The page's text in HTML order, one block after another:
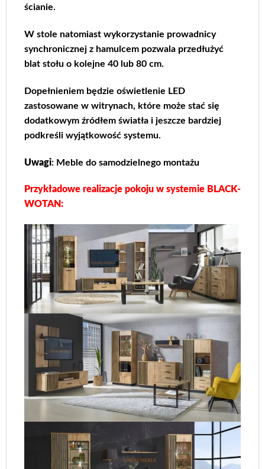
ścianie.
W stole natomiast wykorzystanie prowadnicy
synchronicznej z hamulcem pozwala przedłużyć
blat stołu o kolejne 40 lub 80 cm.
Dopełnieniem będzie oświetlenie LED
zastosowane w witrynach, które może stać się
dodatkowym źródłem światła i jeszcze bardziej
podkreśli wyjątkowość systemu.
Uwagi: Meble do samodzielnego montażu
Przykładowe realizacje pokoju w systemie BLACK-
WOTAN: